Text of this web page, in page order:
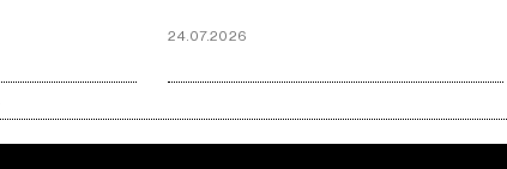
24.07.2026